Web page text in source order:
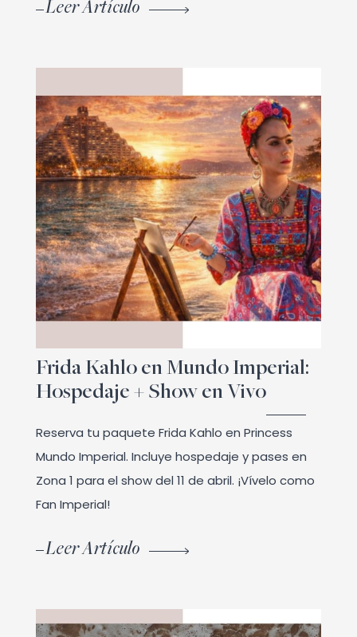
Leer Artículo
Frida Kahlo en Mundo Imperial:
Hospedaje + Show en Vivo
Reserva tu paquete Frida Kahlo en Princess
Mundo Imperial. Incluye hospedaje y pases en
Zona 1 para el show del 11 de abril. ¡Vívelo como
Fan Imperial!
Leer Artículo